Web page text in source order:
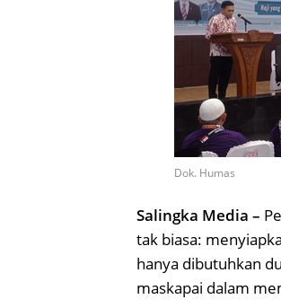
Dok. Humas
Salingka Media –
tak biasa:
hanya dibutuhkan
maskapai dalam